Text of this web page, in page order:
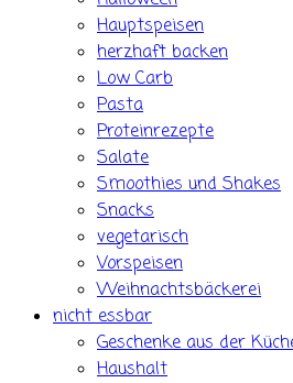
Hauptspeisen
herzhaft backen
Low Carb
Pasta
Proteinrezepte
Salate
Smoothies und Shakes
Snacks
vegetarisch
Vorspeisen
Weihnachtsbäckerei
nicht essbar
Geschenke aus der
Haushalt